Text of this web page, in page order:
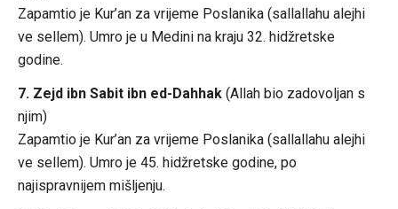
Zapamtio je Kur’an za vrijeme Poslanika (sallallahu alejhi
ve sellem). Umro je u Medini na kraju 32. hidžretske
godine.
7. Zejd ibn Sabit ibn ed-Dahhak(Allah bio zadovoljan s
njim)
Zapamtio je Kur’an za vrijeme Poslanika (sallallahu alejhi
ve sellem). Umro je 45. hidžretske godine, po
najispravnijem mišljenju.